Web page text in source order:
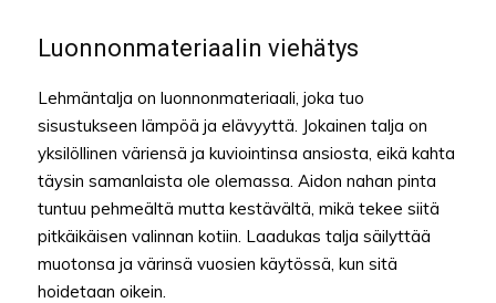
Luonnonmateriaalin viehätys
Lehmäntalja on luonnonmateriaali, joka tuo
sisustukseen lämpöä ja elävyyttä. Jokainen talja on
yksilöllinen väriensä ja kuviointinsa ansiosta, eikä kahta
täysin samanlaista ole olemassa. Aidon nahan pinta
tuntuu pehmeältä mutta kestävältä, mikä tekee siitä
pitkäikäisen valinnan kotiin. Laadukas talja säilyttää
muotonsa ja värinsä vuosien käytössä, kun sitä
hoidetaan oikein.